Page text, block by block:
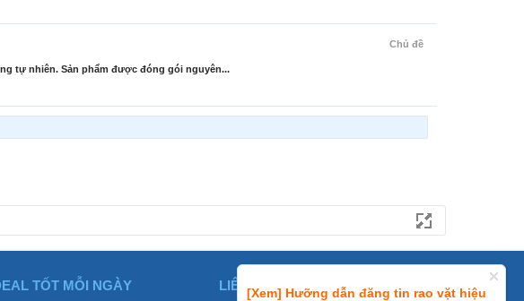
[Xem] Hưỡng dẫn đăng tin rao vặt hiệu
Chủ đề
tự nhiên. Sản phẩm được đóng gói nguyên...
TỐT MỖI NGÀY LIÊN HỆ